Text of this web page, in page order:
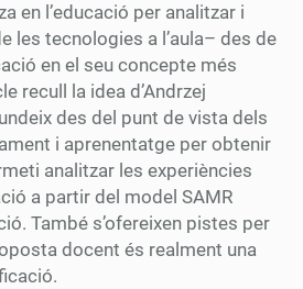
en l’educació per analitzar i
les tecnologies a l’aula– des de
en el seu concepte més
recull la idea d’Andrzej
des del punt de vista dels
i aprenentatge per obtenir
analitzar les experiències
a partir del model SAMR
També s’ofereixen pistes per
docent és realment una